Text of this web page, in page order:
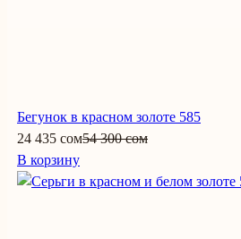
Бегунок в красном золоте 585
24 435 сом54 300 сом
В корзину